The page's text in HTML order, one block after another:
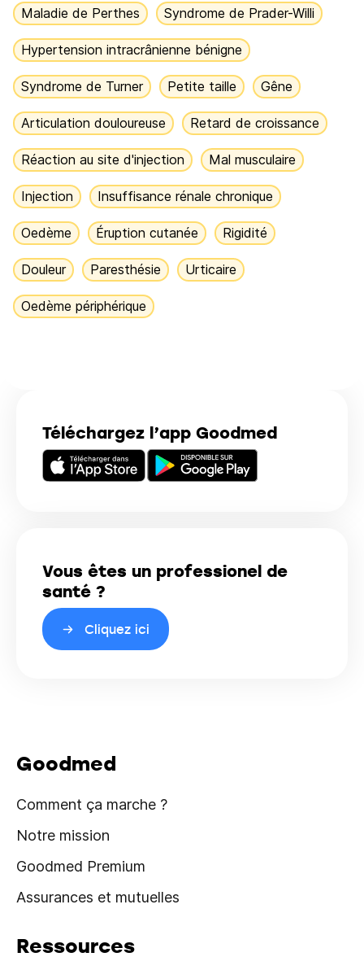
Téléchargez l’app Goodmed
Vous êtes un professionel de
santé ?
Cliquez ici
Maladie de Perthes Syndrome de Prader-Willi
Hypertension intracrânienne bénigne
Syndrome de Turner Petite taille Gêne
Articulation douloureuse Retard de croissance
Réaction au site d'injection Mal musculaire
Injection Insuffisance rénale chronique
Oedème Éruption cutanée Rigidité
Douleur Paresthésie Urticaire
Oedème périphérique
Goodmed
Comment ça marche ?
Notre mission
Goodmed Premium
Assurances et mutuelles
Ressources